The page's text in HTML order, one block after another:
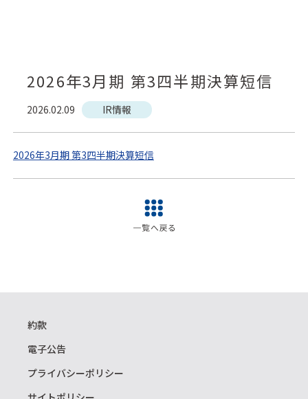
2026年3月期 第3四半期決算短信
2026.02.09 IR情報
2026年3月期 第3四半期決算短信
約款
電子公告
プライバシーポリシー